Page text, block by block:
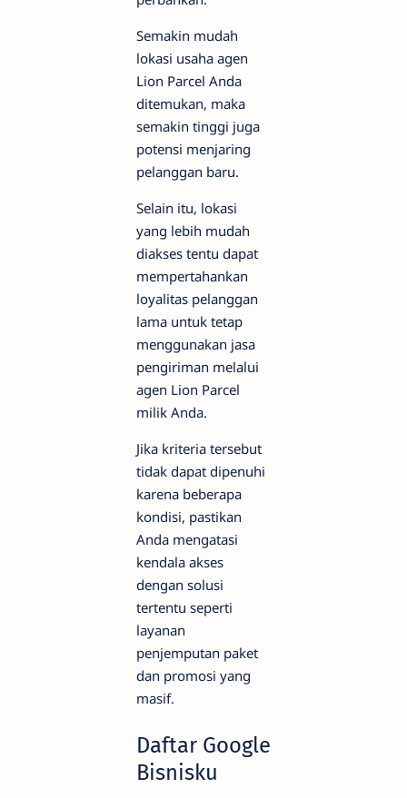
Semakin mudah
lokasi usaha agen
Lion Parcel Anda
ditemukan, maka
semakin tinggi juga
potensi menjaring
pelanggan baru.
Selain itu, lokasi
yang lebih mudah
diakses tentu dapat
mempertahankan
loyalitas pelanggan
lama untuk tetap
menggunakan jasa
pengiriman melalui
agen Lion Parcel
milik Anda.
Jika kriteria tersebut
tidak dapat dipenuhi
karena beberapa
kondisi, pastikan
Anda mengatasi
kendala akses
dengan solusi
tertentu seperti
layanan
penjemputan paket
dan promosi yang
masif.
Daftar Google
Bisnisku